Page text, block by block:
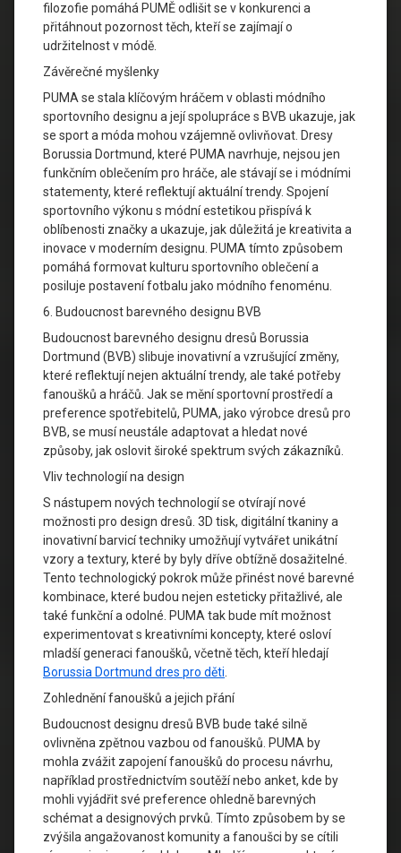
filozofie pomáhá PUMĚ odlišit se v konkurenci a
přitáhnout pozornost těch, kteří se zajímají o
udržitelnost v módě.
Závěrečné myšlenky
PUMA se stala klíčovým hráčem v oblasti módního
sportovního designu a její spolupráce s BVB ukazuje, jak
se sport a móda mohou vzájemně ovlivňovat. Dresy
Borussia Dortmund, které PUMA navrhuje, nejsou jen
funkčním oblečením pro hráče, ale stávají se i módními
statementy, které reflektují aktuální trendy. Spojení
sportovního výkonu s módní estetikou přispívá k
oblíbenosti značky a ukazuje, jak důležitá je kreativita a
inovace v moderním designu. PUMA tímto způsobem
pomáhá formovat kulturu sportovního oblečení a
posiluje postavení fotbalu jako módního fenoménu.
6. Budoucnost barevného designu BVB
Budoucnost barevného designu dresů Borussia
Dortmund (BVB) slibuje inovativní a vzrušující změny,
které reflektují nejen aktuální trendy, ale také potřeby
fanoušků a hráčů. Jak se mění sportovní prostředí a
preference spotřebitelů, PUMA, jako výrobce dresů pro
BVB, se musí neustále adaptovat a hledat nové
způsoby, jak oslovit široké spektrum svých zákazníků.
Vliv technologií na design
S nástupem nových technologií se otvírají nové
možnosti pro design dresů. 3D tisk, digitální tkaniny a
inovativní barvicí techniky umožňují vytvářet unikátní
vzory a textury, které by byly dříve obtížně dosažitelné.
Tento technologický pokrok může přinést nové barevné
kombinace, které budou nejen esteticky přitažlivé, ale
také funkční a odolné. PUMA tak bude mít možnost
experimentovat s kreativními koncepty, které osloví
mladší generaci fanoušků, včetně těch, kteří hledají
Borussia Dortmund dres pro děti
Zohlednění fanoušků a jejich přání
Budoucnost designu dresů BVB bude také silně
ovlivněna zpětnou vazbou od fanoušků. PUMA by
mohla zvážit zapojení fanoušků do procesu návrhu,
například prostřednictvím soutěží nebo anket, kde by
mohli vyjádřit své preference ohledně barevných
schémat a designových prvků. Tímto způsobem by se
zvýšila angažovanost komunity a fanoušci by se cítili